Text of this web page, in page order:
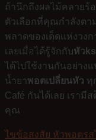
ถ้านึกถึงผลไม้คลายร้
ตัวเลือกที่คุณกำลังตา
พลาดของเด็ดแห่งวง
เลยเมื่อได้รู้จักกับหัวks
ได้ไปใช้งานกันอย่าง
น้ำยาพอตเปลี่ยนหัว ทุ
Café กันได้เลย เรามี
คุณ
ไขข้อสงสัย หัวพอตร